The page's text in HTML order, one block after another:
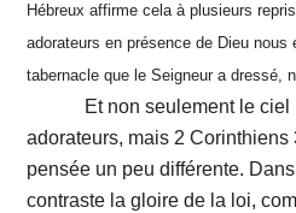
Hébreux affirme cela à plusieurs
adorateurs en présence de Dieu
tabernacle que le Seigneur a dressé,
Et non seulement le ciel
adorateurs, mais 2 Corinthiens
pensée un peu différente.
contraste la gloire de la loi,